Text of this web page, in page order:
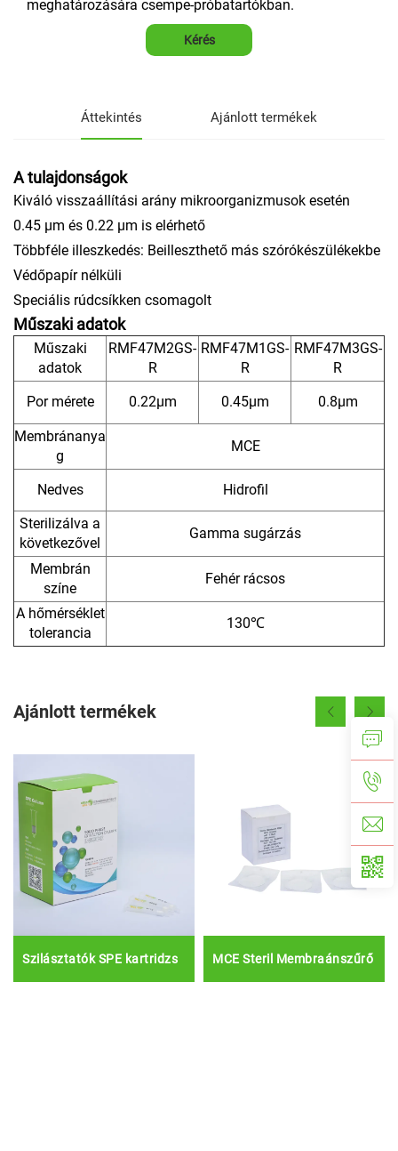
meghatározására csempe-próbatartókban.
Kérés
Áttekintés Ajánlott termékek
A tulajdonságok
Kiváló visszaállítási arány mikroorganizmusok esetén
0.45 µm és 0.22 µm is elérhető
Többféle illeszkedés: Beilleszthető más szórókészülékekbe
Védőpapír nélküli
Speciális rúdcsíkken csomagolt
Műszaki adatok
Műszaki
adatok
RMF47M2GS-
R
RMF47M1GS-
R
RMF47M3GS-
R
Por mérete
0.22μm 0.45μm 0.8μm
Membránanya
g
MCE
Nedves
Hidrofil
Sterilizálva a
következővel
Gamma sugárzás
Membrán
színe
Fehér rácsos
A hőmérséklet
tolerancia
130℃
Ajánlott termékek
Szilásztatók SPE kartridzs MCE Steril Membraánszűrő